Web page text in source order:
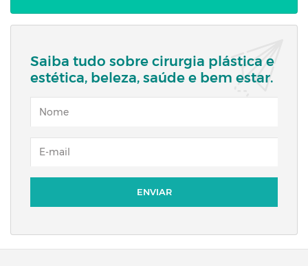
Saiba tudo sobre cirurgia plástica e
estética, beleza, saúde e bem estar.